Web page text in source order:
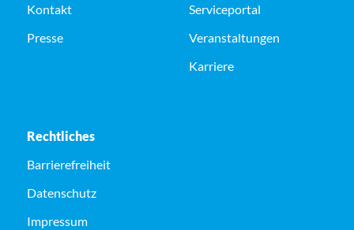
Kontakt
Presse
Serviceportal
Veranstaltungen
Karriere
Rechtliches
Barrierefreiheit
Datenschutz
Impressum